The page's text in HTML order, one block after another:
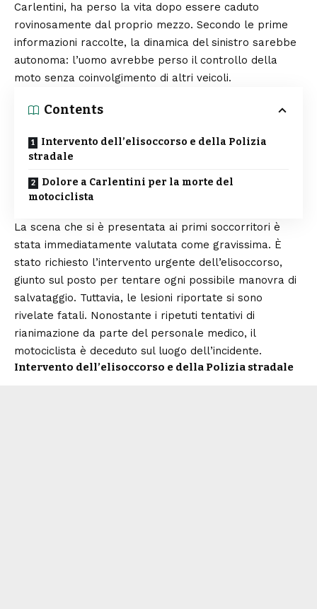
Carlentini, ha perso la vita dopo essere caduto
rovinosamente dal proprio mezzo. Secondo le prime
informazioni raccolte, la dinamica del sinistro sarebbe
autonoma: l’uomo avrebbe perso il controllo della
moto senza coinvolgimento di altri veicoli.
Contents
Intervento dell’elisoccorso e della Polizia
stradale
Dolore a Carlentini per la morte del
motociclista
La scena che si è presentata ai primi soccorritori è
stata immediatamente valutata come gravissima. È
stato richiesto l’intervento urgente dell’elisoccorso,
giunto sul posto per tentare ogni possibile manovra di
salvataggio. Tuttavia, le lesioni riportate si sono
rivelate fatali. Nonostante i ripetuti tentativi di
rianimazione da parte del personale medico, il
motociclista è deceduto sul luogo dell’incidente.
Intervento dell’elisoccorso e della Polizia stradale